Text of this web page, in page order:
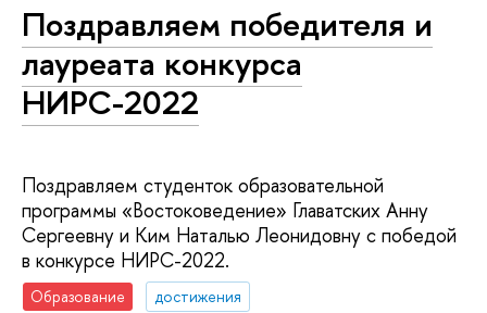
Поздравляем победителя и
лауреата конкурса
НИРС-2022
Поздравляем студенток образовательной
программы «Востоковедение» Главатских Анну
Сергеевну и Ким Наталью Леонидовну с победой
в конкурсе НИРС-2022.
Образование
достижения